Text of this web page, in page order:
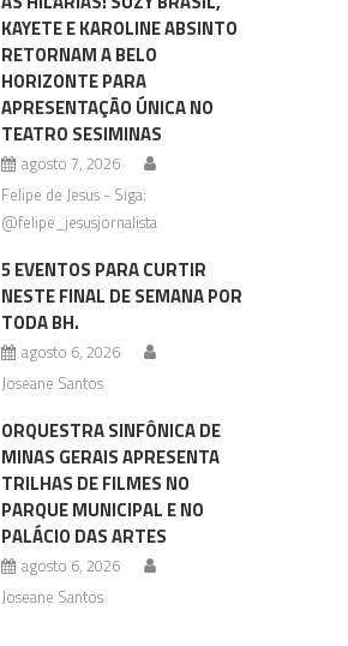
KAYETE E KAROLINE ABSINTO
RETORNAM A BELO
HORIZONTE PARA
APRESENTAÇÃO ÚNICA NO
TEATRO SESIMINAS
agosto 7, 2026
Felipe de Jesus - Siga:
@felipe_jesusjornalista
5 EVENTOS PARA CURTIR
NESTE FINAL DE SEMANA POR
TODA BH.
agosto 6, 2026
Joseane Santos
ORQUESTRA SINFÔNICA DE
MINAS GERAIS APRESENTA
TRILHAS DE FILMES NO
PARQUE MUNICIPAL E NO
PALÁCIO DAS ARTES
agosto 6, 2026
Joseane Santos